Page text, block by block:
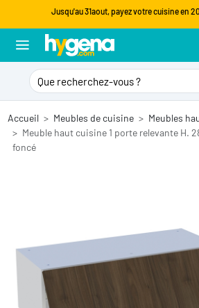
Jusqu'au 31aout, payez votre cuisine en
Accueil Meubles de cuisine
Meubles
Meuble haut cuisine 1 porte relevante H.
foncé